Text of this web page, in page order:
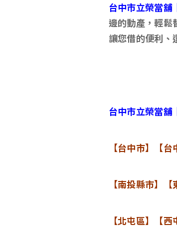
台中市立榮當舖｜
邊的動產，輕鬆
讓您借的便利、
台中市立榮當舖｜
【台中市】【
【南投縣市】
【北屯區】【